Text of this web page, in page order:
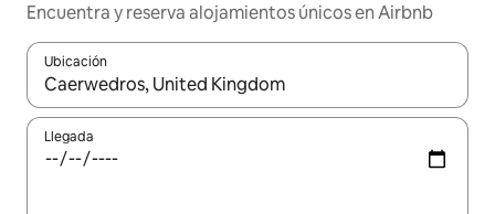
Encuentra y reserva alojamientos únicos en Airbnb
Ubicación
Cuando los resultados estén disponibles, navega con las
Llegada